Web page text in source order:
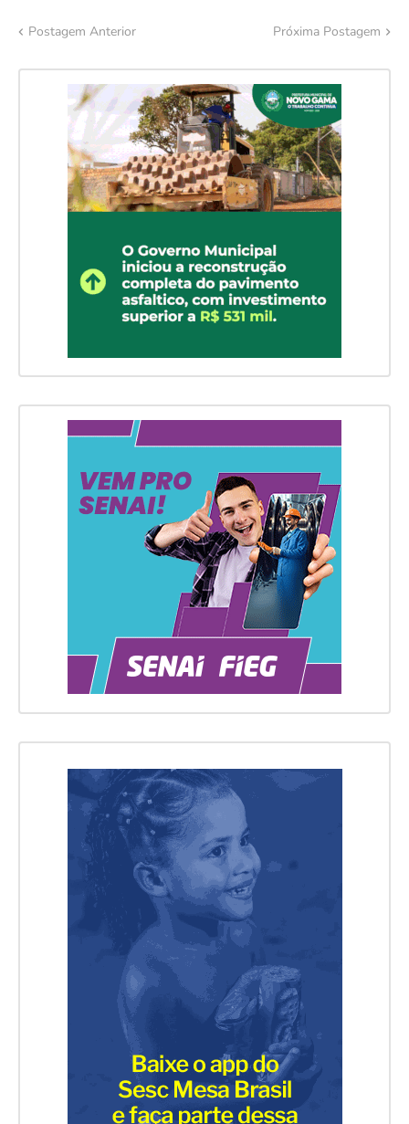
Postagem Anterior Próxima Postagem